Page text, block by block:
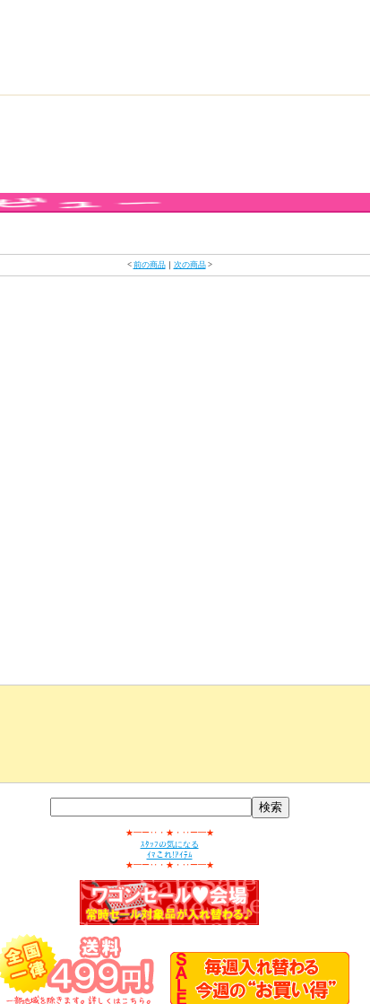
< 前の商品｜ 次の商品>
★━ー‥・★・‥ー━★
ｽﾀｯﾌの気になる
ｲﾏこれ!ｱｲﾃﾑ
★━ー‥・★・‥ー━★